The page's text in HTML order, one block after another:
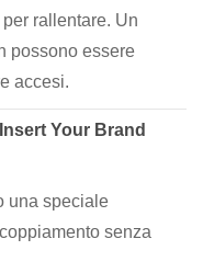
rallentare. Un
possono essere
accesi.
Your Brand
una speciale
senza